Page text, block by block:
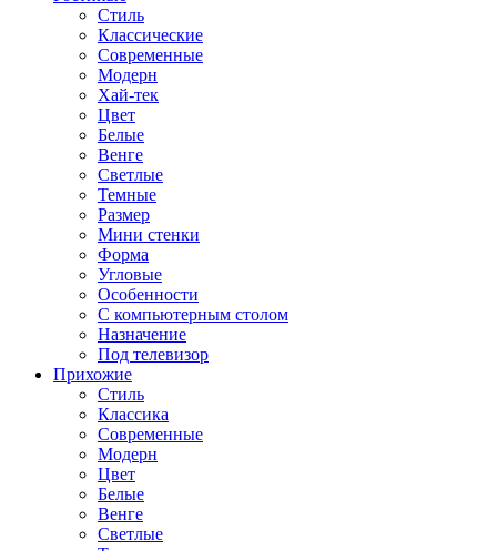
Стиль
Классические
Современные
Модерн
Хай-тек
Цвет
Белые
Венге
Светлые
Темные
Размер
Мини стенки
Форма
Угловые
Особенности
С компьютерным столом
Назначение
Под телевизор
Прихожие
Стиль
Классика
Современные
Модерн
Цвет
Белые
Венге
Светлые